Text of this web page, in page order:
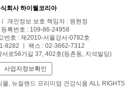
회사 하이웰코리아
개인정보 보호 책임자 : 원현정
록번호 : 109-86-24958
번호 : 제2010-서울강서-0782호
8282 ㅣ 팩스 : 02-3662-7312
서로56가길 37, 402호(등촌동, 지석빌딩)
사업자정보확인
, 뉴질랜드 프리미엄 건강식품 ALL RIGHTS